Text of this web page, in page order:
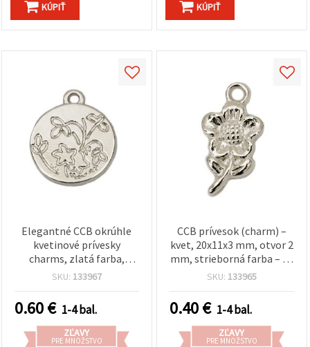
KÚPIŤ KÚPIŤ
Elegantné CCB okrúhle
kvetinové prívesky
charms, zlatá farba,
21x18x2 mm, prievlak 2
SKU: 133967
0.60€ 1-4 bal.
ZĽAVY
PRE MNOŽSTVO
CCB prívesok (charm) –
kvet, 20x11x3 mm, otvor 2
mm, strieborná farba – 20
ks
SKU: 133965
0.40€ 1-4 bal.
ZĽAVY
PRE MNOŽSTVO